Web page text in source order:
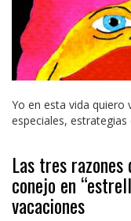
Yo en esta vida
especiales, estrategias
Las tres
conejo en
vacaciones